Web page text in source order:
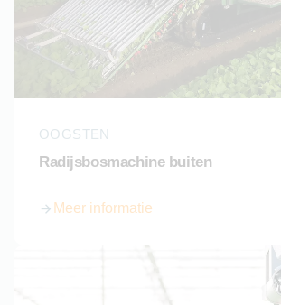
OOGSTEN
Radijsbosmachine buiten
Meer informatie
over Radijsbosmachine buiten